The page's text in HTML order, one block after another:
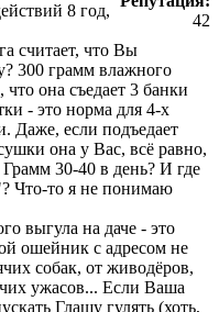
8 год,
42
считает, что Вы
300 грамм влажного
она съедает 3 банки
- это норма для 4-х
Даже, если подъедает
она у Вас, всё равно,
Грамм 30-40 в день? И где
Что-то я не понимаю
выгула на даче - это
ошейник с адресом не
собак, от живодёров,
ужасов... Если Ваша
Глашу гулять (хоть,